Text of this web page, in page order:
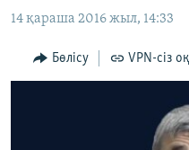
main
Navigation
to
АДАМ ҚҰҚЫҚТАРЫ
ӘЛЕУМЕТ
14 қараша 2016 жыл, 14:33
Бөлісу VPN-сіз